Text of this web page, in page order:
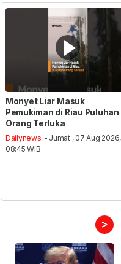
Monyet Liar Masuk
Pemukiman di Riau Puluhan
Orang Terluka
Dailynews - Jumat , 07 Aug 2026,
08:45 WIB
>